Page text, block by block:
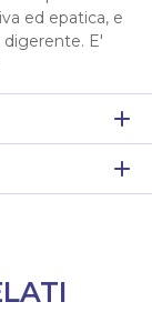
ed epatica, e
E'